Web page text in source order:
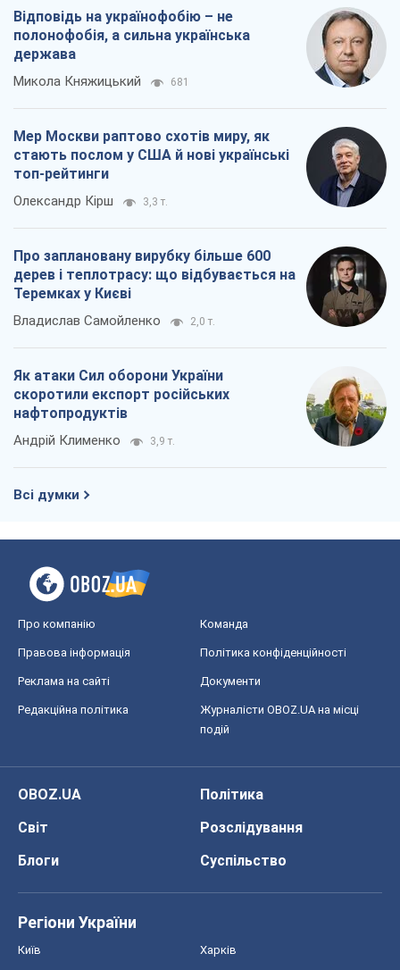
Відповідь на українофобію – не
полонофобія, а сильна українська
держава
Микола Княжицький 681
Мер Москви раптово схотів миру, як
стають послом у США й нові українські
топ-рейтинги
Олександр Кірш 3,3 т.
Про заплановану вирубку більше 600
дерев і теплотрасу: що відбувається на
Теремках у Києві
Владислав Самойленко 2,0 т.
Як атаки Сил оборони України
скоротили експорт російських
нафтопродуктів
Андрій Клименко 3,9 т.
Всі думки
Про компанію Команда
Правова інформація Політика конфіденційності
Реклама на сайті Документи
Редакційна політика
Журналісти OBOZ.UA на місці
подій
OBOZ.UA
Політика
Світ
Розслідування
Блоги
Суспільство
Регіони України
Київ Харків